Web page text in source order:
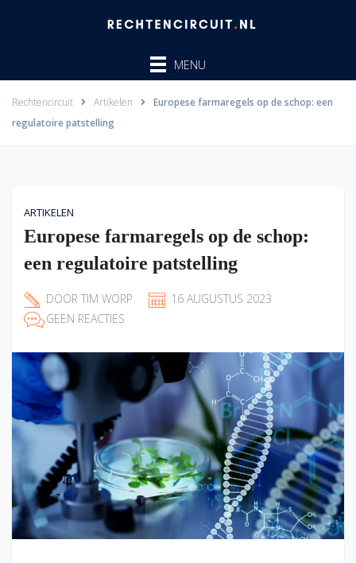
MENU
Rechtencircuit Artikelen
Europese farmaregels op de schop: een
regulatoire patstelling
ARTIKELEN
Europese farmaregels op de schop:
een regulatoire patstelling
DOOR TIM WORP
16 AUGUSTUS 2023
GEEN REACTIES